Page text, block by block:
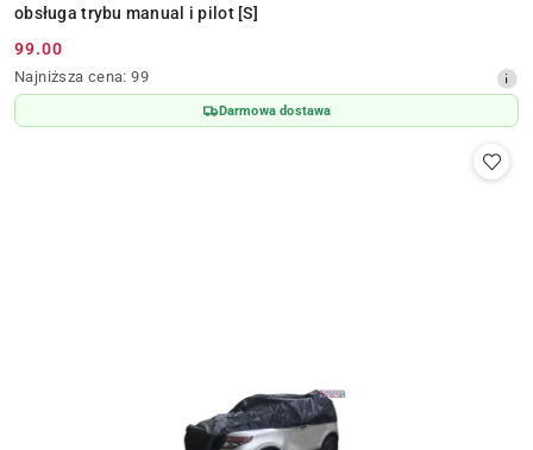
obsługa trybu manual i pilot [S]
Cena
promocyjna:
99.00
Najniższa
cena
z
Najniższa cena: 99
Darmowa dostawa